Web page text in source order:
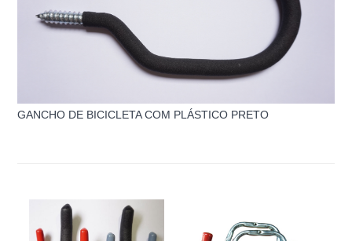
GANCHO DE BICICLETA COM PLÁSTICO PRETO